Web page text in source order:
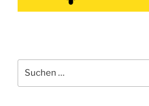
nach: